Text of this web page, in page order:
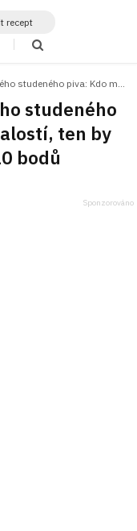
recept
studeného
ten by
bodů